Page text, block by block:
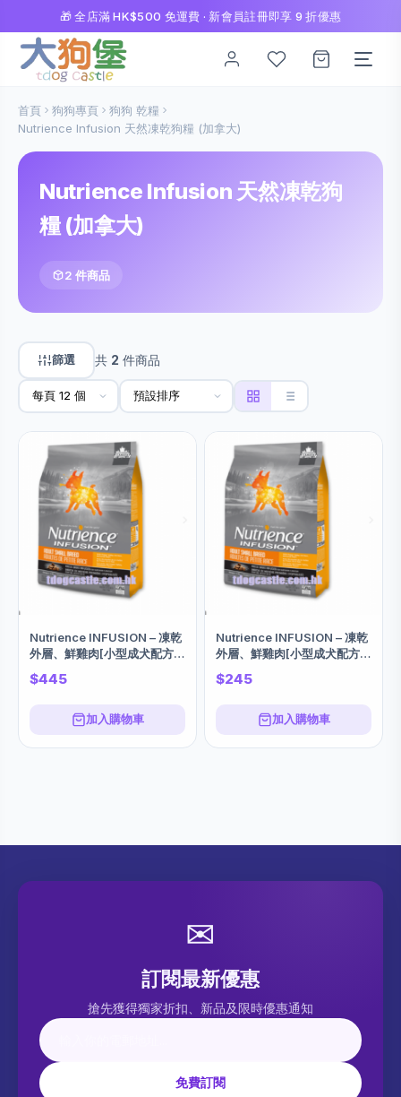
🎁 全店滿 HK$500 免運費 · 新會員註冊即享 9 折優惠
首頁 狗狗專頁
狗狗 乾糧
Nutrience Infusion 天然凍乾狗糧 (加拿大)
Nutrience Infusion 天然凍乾狗
糧 (加拿大)
2 件商品
篩選 共 2 件商品
Nutrience INFUSION – 凍乾
外層、鮮雞肉[小型成犬配方]
2.5KG X 2包
$445
加入購物車
Nutrience INFUSION – 凍乾
外層、鮮雞肉[小型成犬配方]
2.5KG
$245
加入購物車
✉
訂閱最新優惠
搶先獲得獨家折扣、新品及限時優惠通知
免費訂閱